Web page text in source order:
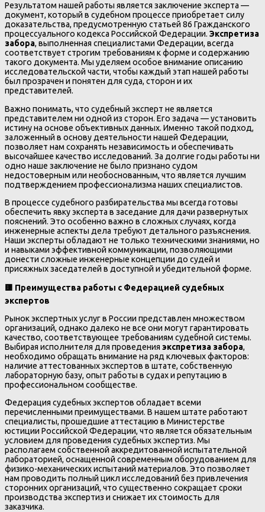
Результатом нашей работы является заключение эксперта —
документ, который в судебном процессе приобретает силу
доказательства, предусмотренную статьей 86 Гражданского
процессуального кодекса Российской Федерации. Экспретиза
забора, выполненная специалистами Федерации, всегда
соответствует строгим требованиям к форме и содержанию
такого документа. Мы уделяем особое внимание описанию
исследовательской части, чтобы каждый этап нашей работы
был прозрачен и понятен для суда, сторон и их
представителей.
Важно понимать, что судебный эксперт не является
представителем ни одной из сторон. Его задача — установить
истину на основе объективных данных. Именно такой подход,
заложенный в основу деятельности нашей Федерации,
позволяет нам сохранять независимость и обеспечивать
высочайшее качество исследований. За долгие годы работы ни
одно наше заключение не было признано судом
недостоверным или необоснованным, что является лучшим
подтверждением профессионализма наших специалистов.
В процессе судебного разбирательства мы всегда готовы
обеспечить явку эксперта в заседание для дачи развернутых
пояснений. Это особенно важно в сложных случаях, когда
инженерные аспекты дела требуют детального разъяснения.
Наши эксперты обладают не только техническими знаниями, но
и навыками эффективной коммуникации, позволяющими
донести сложные инженерные концепции до судей и
присяжных заседателей в доступной и убедительной форме.
🟨 Преимущества работы с Федерацией судебных
экспертов
Рынок экспертных услуг в России представлен множеством
организаций, однако далеко не все они могут гарантировать
качество, соответствующее требованиям судебной системы.
Выбирая исполнителя для проведения экспретиза забора,
необходимо обращать внимание на ряд ключевых факторов:
наличие аттестованных экспертов в штате, собственную
лабораторную базу, опыт работы в судах и репутацию в
профессиональном сообществе.
Федерация судебных экспертов обладает всеми
перечисленными преимуществами. В нашем штате работают
специалисты, прошедшие аттестацию в Министерстве
юстиции Российской Федерации, что является обязательным
условием для проведения судебных экспертиз. Мы
располагаем собственной аккредитованной испытательной
лабораторией, оснащенной современным оборудованием для
физико-механических испытаний материалов. Это позволяет
нам проводить полный цикл исследований без привлечения
сторонних организаций, что существенно сокращает сроки
производства экспертиз и снижает их стоимость для
заказчика.